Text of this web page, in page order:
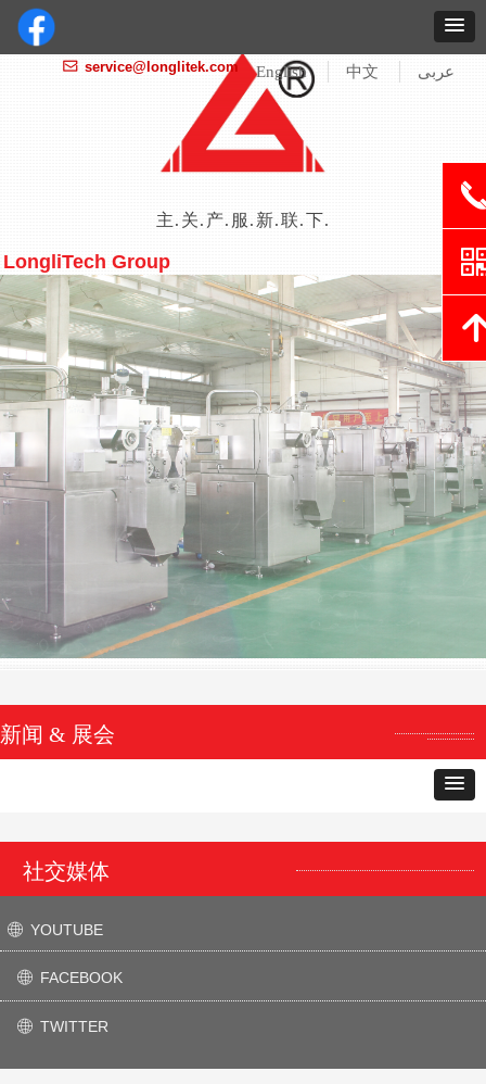
主页 关于我们 产品 / 解决方案 服务 / 支持 新闻 / 展会 联系我们 下载中心
ꂘ service@longlitek.com
LongliTech Group
English 中文 عربى
新闻 & 展会
社交媒体
ꄓ YOUTUBE
ꄓ FACEBOOK
ꄓ TWITTER